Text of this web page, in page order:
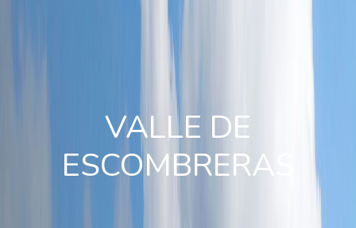
VALLE DE
ESCOMBRERAS